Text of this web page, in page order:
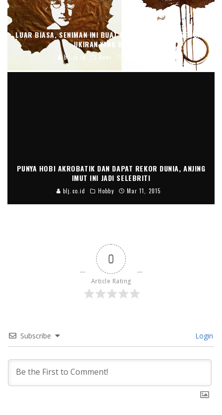
LUAR BIASA, SENIMAN INI BUAT DAUN KERING JADI SEBUAH
UKIRAN YANG BERNILAI
blj.co.id News
PUNYA HOBI AKROBATIK DAN DAPAT REKOR DUNIA, ANJING
IMUT INI JADI SELEBRITI
blj.co.id Hobby Mar 11, 2015
0
Article Rating
Subscribe Login